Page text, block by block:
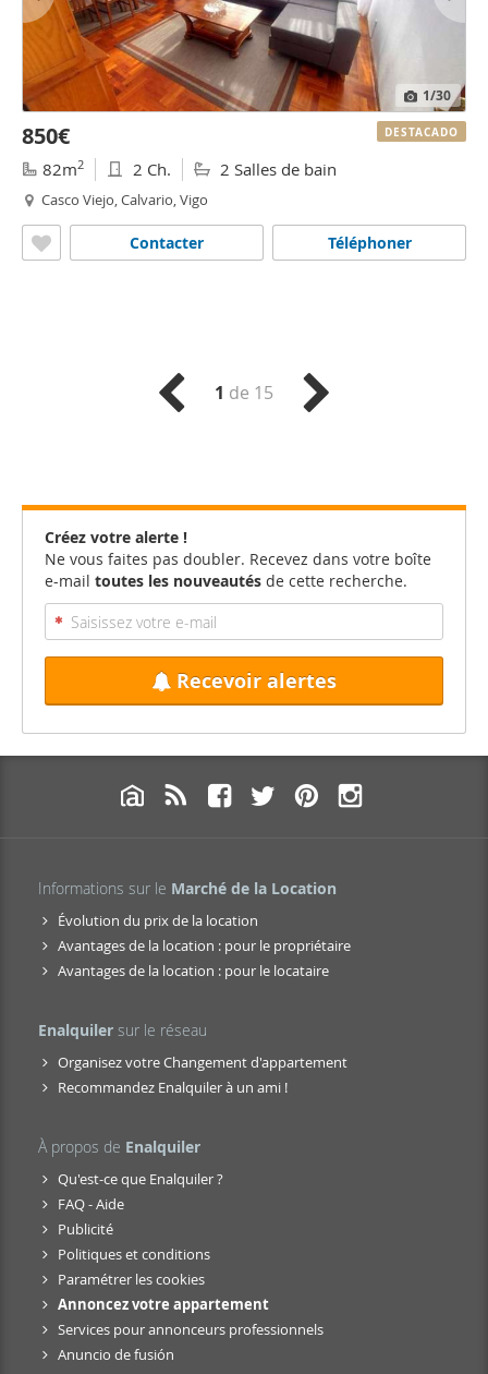
1/30
850€
82m2 2 Ch. 2 Salles de bain
Casco Viejo, Calvario, Vigo
Téléphoner
Contacter
DESTACADO
1 de 15
Créez votre alerte !
Ne vous faites pas doubler. Recevez dans votre boîte
e-mail toutes les nouveautés de cette recherche.
Recevoir alertes
Informations sur le Marché de la Location
Évolution du prix de la location
Avantages de la location : pour le propriétaire
Avantages de la location : pour le locataire
Enalquiler sur le réseau
Organisez votre Changement d'appartement
Recommandez Enalquiler à un ami !
À propos de Enalquiler
Qu'est-ce que Enalquiler ?
FAQ - Aide
Publicité
Politiques et conditions
Paramétrer les cookies
Annoncez votre appartement
Services pour annonceurs professionnels
Anuncio de fusión